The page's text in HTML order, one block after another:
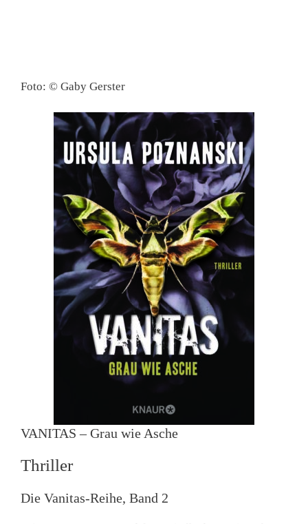
Foto: © Gaby Gerster
VANITAS – Grau wie Asche
Thriller
Die Vanitas-Reihe, Band 2